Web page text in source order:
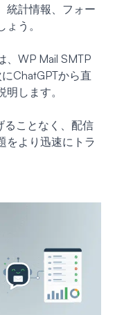
統計情報、フォー
う。
、WP Mail SMTP
ChatGPTから直
します。
ることなく、配信
をより迅速にトラ